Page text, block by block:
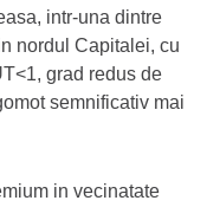
intr-una dintre
nordul Capitalei, cu
grad redus de
semnificativ mai
in vecinatate